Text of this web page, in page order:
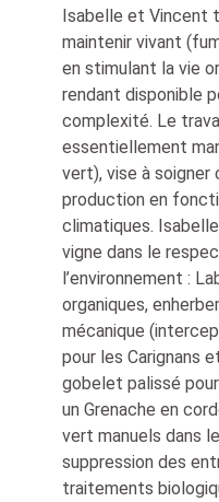
Isabelle et Vincent
maintenir vivant
en stimulant la vie
rendant disponible
complexité. Le
essentiellement
vert), vise à soigner
production en
climatiques.
vigne dans le
l’environnement :
organiques,
mécanique
pour les Carignans
gobelet palissé
un Grenache en
vert manuels dans
suppression des
traitements